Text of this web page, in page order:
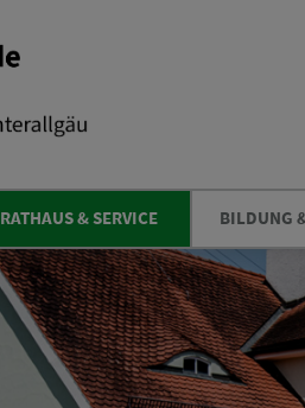
RATHAUS & SERVICE BILDUNG